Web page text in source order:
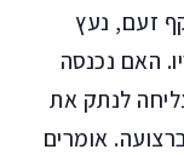
זעם, נעץ
האם נכנסה
לנתק את
אומרים